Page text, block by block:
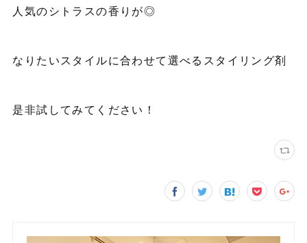
人気のシトラスの香りが◎
なりたいスタイルに合わせて選べるスタイリング剤
是非試してみてください！